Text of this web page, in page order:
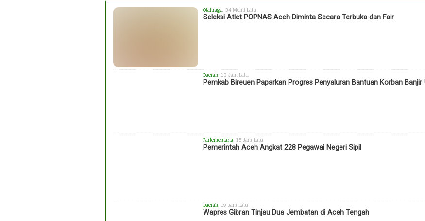
Olahraga , 34 Menit Lalu
Seleksi Atlet POPNAS Aceh Diminta Secara Terbuka dan Fair
Daerah , 13 Jam Lalu
Pemkab Bireuen Paparkan Progres Penyaluran Bantuan Korban
Parlementaria , 15 Jam Lalu
Pemerintah Aceh Angkat 228 Pegawai Negeri Sipil
Daerah , 19 Jam Lalu
Wapres Gibran Tinjau Dua Jembatan di Aceh Tengah